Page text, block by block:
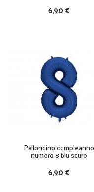
6,90 €
Palloncino compleanno
numero 8 blu scuro
6,90 €